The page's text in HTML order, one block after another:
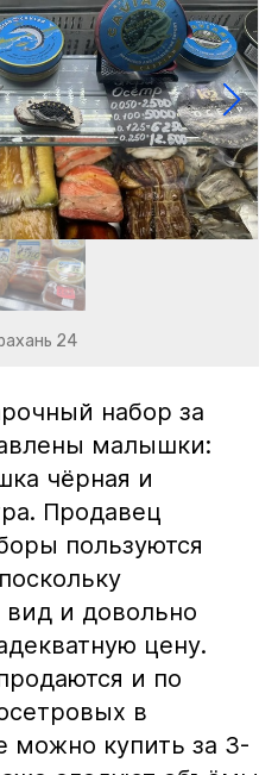
24
набор за
малышки:
чёрная и
Продавец
пользуются
вид и довольно
цену.
и по
в
можно купить за 3-